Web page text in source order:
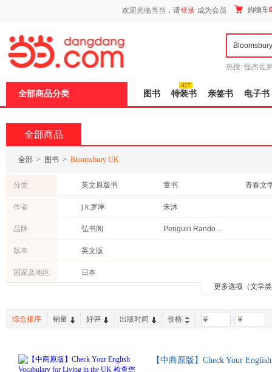
欢迎光临当当，请登录 成为会员 购物车
热搜: 怪杰佐
全部商品分类 图书 特装书 亲签书 电子书
全部商品
全部 > 图书 > Bloomsbury UK
分类 英文原版书 童书
青春文
科普读物
其他语种原版书
作者 j.k.罗琳 朱沐
品牌 弘书阁 Penguin Random House
版本 英文版
国家及地区
日本
更多选项（文学
综合排序 销量 好评 出版时间 价格 -
【中商原版】Check Your
页
加